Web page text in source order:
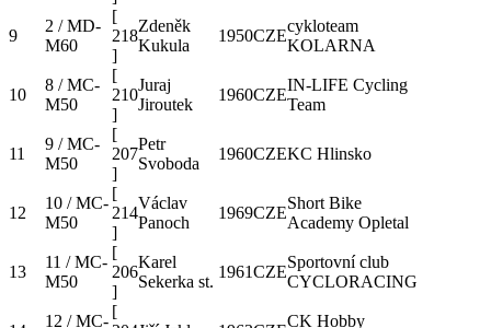
9
2 / MD-
M60
[
218
]
Zdeněk
Kukula
1950CZE
cykloteam
KOLARNA
10
8 / MC-
M50
[
210
]
Juraj
Jiroutek
1960CZE
IN-LIFE Cycling
Team
11
9 / MC-
M50
[
207
]
Petr
Svoboda
1960CZEKC Hlinsko
12
10 / MC-
M50
[
214
]
Václav
Panoch
1969CZE
Short Bike
Academy Opletal
13
11 / MC-
M50
[
206
]
Karel
Sekerka st.
1961CZE
Sportovní club
CYCLORACING
12 / MC-
[
CK Hobby